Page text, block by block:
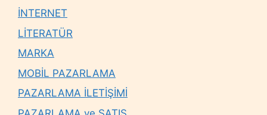
İNTERNET
LİTERATÜR
MARKA
MOBİL PAZARLAMA
PAZARLAMA İLETİŞİMİ